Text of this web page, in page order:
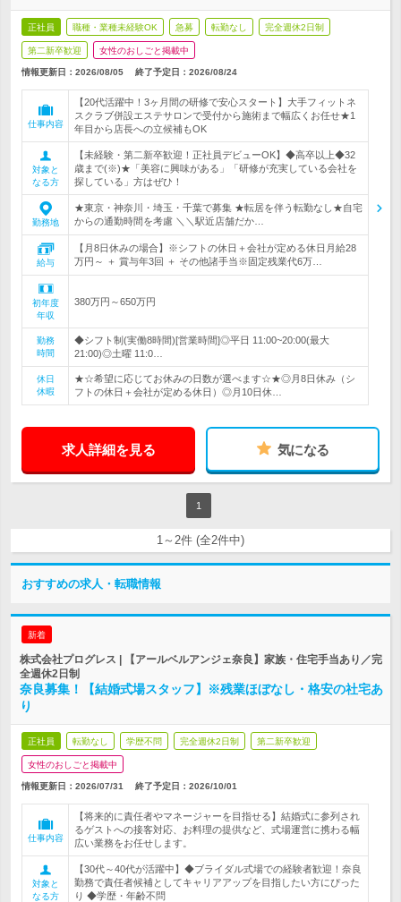
正社員 職種・業種未経験OK 急募 転勤なし 完全週休2日制
第二新卒歓迎 女性のおしごと掲載中
情報更新日：2026/08/05 終了予定日： 2026/08/24
仕事内容
【20代活躍中！3ヶ月間の研修で安心スタート】大手フィットネ
スクラブ併設エステサロンで受付から施術まで幅広くお任せ★1
年目から店長への立候補もOK
対象と
なる方
【未経験・第二新卒歓迎！正社員デビューOK】◆高卒以上◆32
歳まで(※)★「美容に興味がある」「研修が充実している会社を
探している」方はぜひ！
勤務地
★東京・神奈川・埼玉・千葉で募集 ★転居を伴う転勤なし★自宅
からの通勤時間を考慮 ＼＼駅近店舗だか…
給与
【月8日休みの場合】※シフトの休日＋会社が定める休日月給28
万円～ ＋ 賞与年3回 ＋ その他諸手当※固定残業代6万…
初年度
年収
380万円～650万円
勤務
時間
◆シフト制(実働8時間)[営業時間]◎平日 11:00~20:00(最大
21:00)◎土曜 11:0…
休日
休暇
★☆希望に応じてお休みの日数が選べます☆★◎月8日休み（シ
フトの休日＋会社が定める休日）◎月10日休…
求人詳細を見る 気になる
1
1～2件 (全2件中)
おすすめの求人・転職情報
新着
株式会社プログレス | 【アールベルアンジェ奈良】家族・住宅手当あり／完
全週休2日制
奈良募集！【結婚式場スタッフ】※残業ほぼなし・格安の社宅あ
り
正社員 転勤なし 学歴不問 完全週休2日制 第二新卒歓迎
女性のおしごと掲載中
情報更新日：2026/07/31 終了予定日： 2026/10/01
仕事内容
【将来的に責任者やマネージャーを目指せる】結婚式に参列され
るゲストへの接客対応、お料理の提供など、式場運営に携わる幅
広い業務をお任せします。
対象と
なる方
【30代～40代が活躍中】◆ブライダル式場での経験者歓迎！奈良
勤務で責任者候補としてキャリアアップを目指したい方にぴった
り ◆学歴・年齢不問